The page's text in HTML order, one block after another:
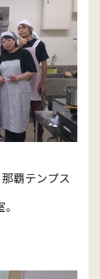
覇テンプス